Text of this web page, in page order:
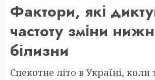
Фактори, які
частоту зміни
білизни
Спекотне літо в Україні,